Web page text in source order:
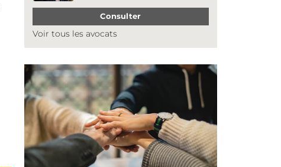
Consulter
Voir tous les avocats